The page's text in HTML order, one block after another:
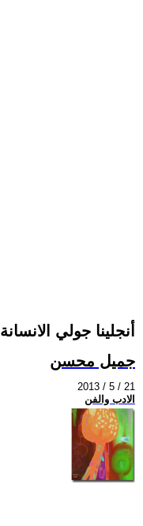
أنجلينا جولي الانسانة
جميل محسن
2013 / 5 / 21
الادب والفن